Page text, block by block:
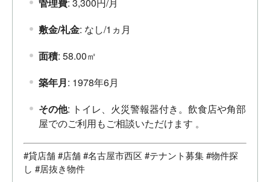
敷金/礼金: なし/1ヵ月
面積: 58.00㎡
築年月: 1978年6月
その他: トイレ、火災警報器付き。飲食店や角部
屋でのご利用もご相談いただけます 。
#貸店舗 #店舗 #名古屋市西区 #テナント募集 #物件探
し #居抜き物件